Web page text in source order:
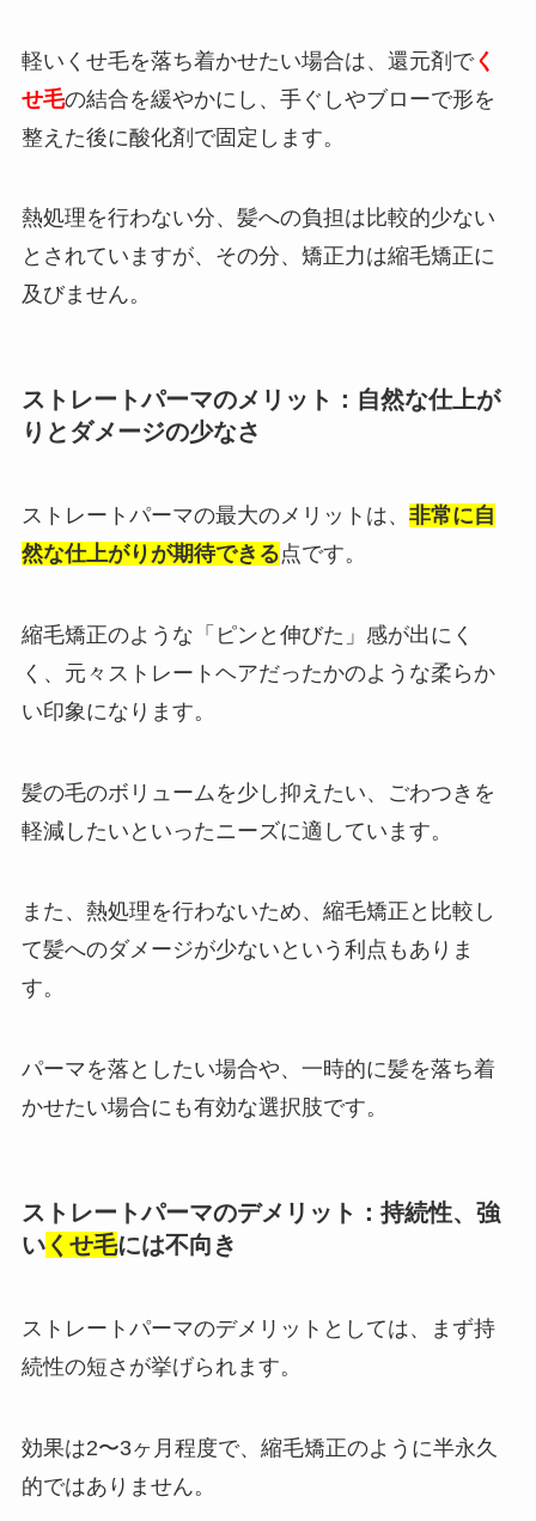
軽いくせ毛を落ち着かせたい場合は、還元剤でく
せ毛の結合を緩やかにし、手ぐしやブローで形を
整えた後に酸化剤で固定します。
熱処理を行わない分、髪への負担は比較的少ない
とされていますが、その分、矯正力は縮毛矯正に
及びません。
ストレートパーマのメリット：自然な仕上が
りとダメージの少なさ
ストレートパーマの最大のメリットは、 非常に自
然な仕上がりが期待できる点です。
縮毛矯正のような「ピンと伸びた」感が出にく
く、元々ストレートヘアだったかのような柔らか
い印象になります。
髪の毛のボリュームを少し抑えたい、ごわつきを
軽減したいといったニーズに適しています。
また、熱処理を行わないため、縮毛矯正と比較し
て髪へのダメージが少ないという利点もありま
す。
パーマを落としたい場合や、一時的に髪を落ち着
かせたい場合にも有効な選択肢です。
ストレートパーマのデメリット：持続性、強
いくせ毛には不向き
ストレートパーマのデメリットとしては、まず持
続性の短さが挙げられます。
効果は2〜3ヶ月程度で、縮毛矯正のように半永久
的ではありません。